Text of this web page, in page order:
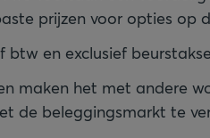
prijzen voor opties op
btw en exclusief
maken het met andere
de beleggingsmarkt te